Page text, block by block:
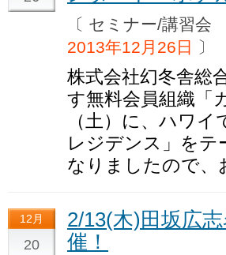
〔 セミナー/講習
2013年12月26日
〕
株式会社幻冬舎総
す無料会員組織「
（土）に、ハワ
レジデンス」をテ
なりましたので、
12月
20
2/13(木)田坂広
催！